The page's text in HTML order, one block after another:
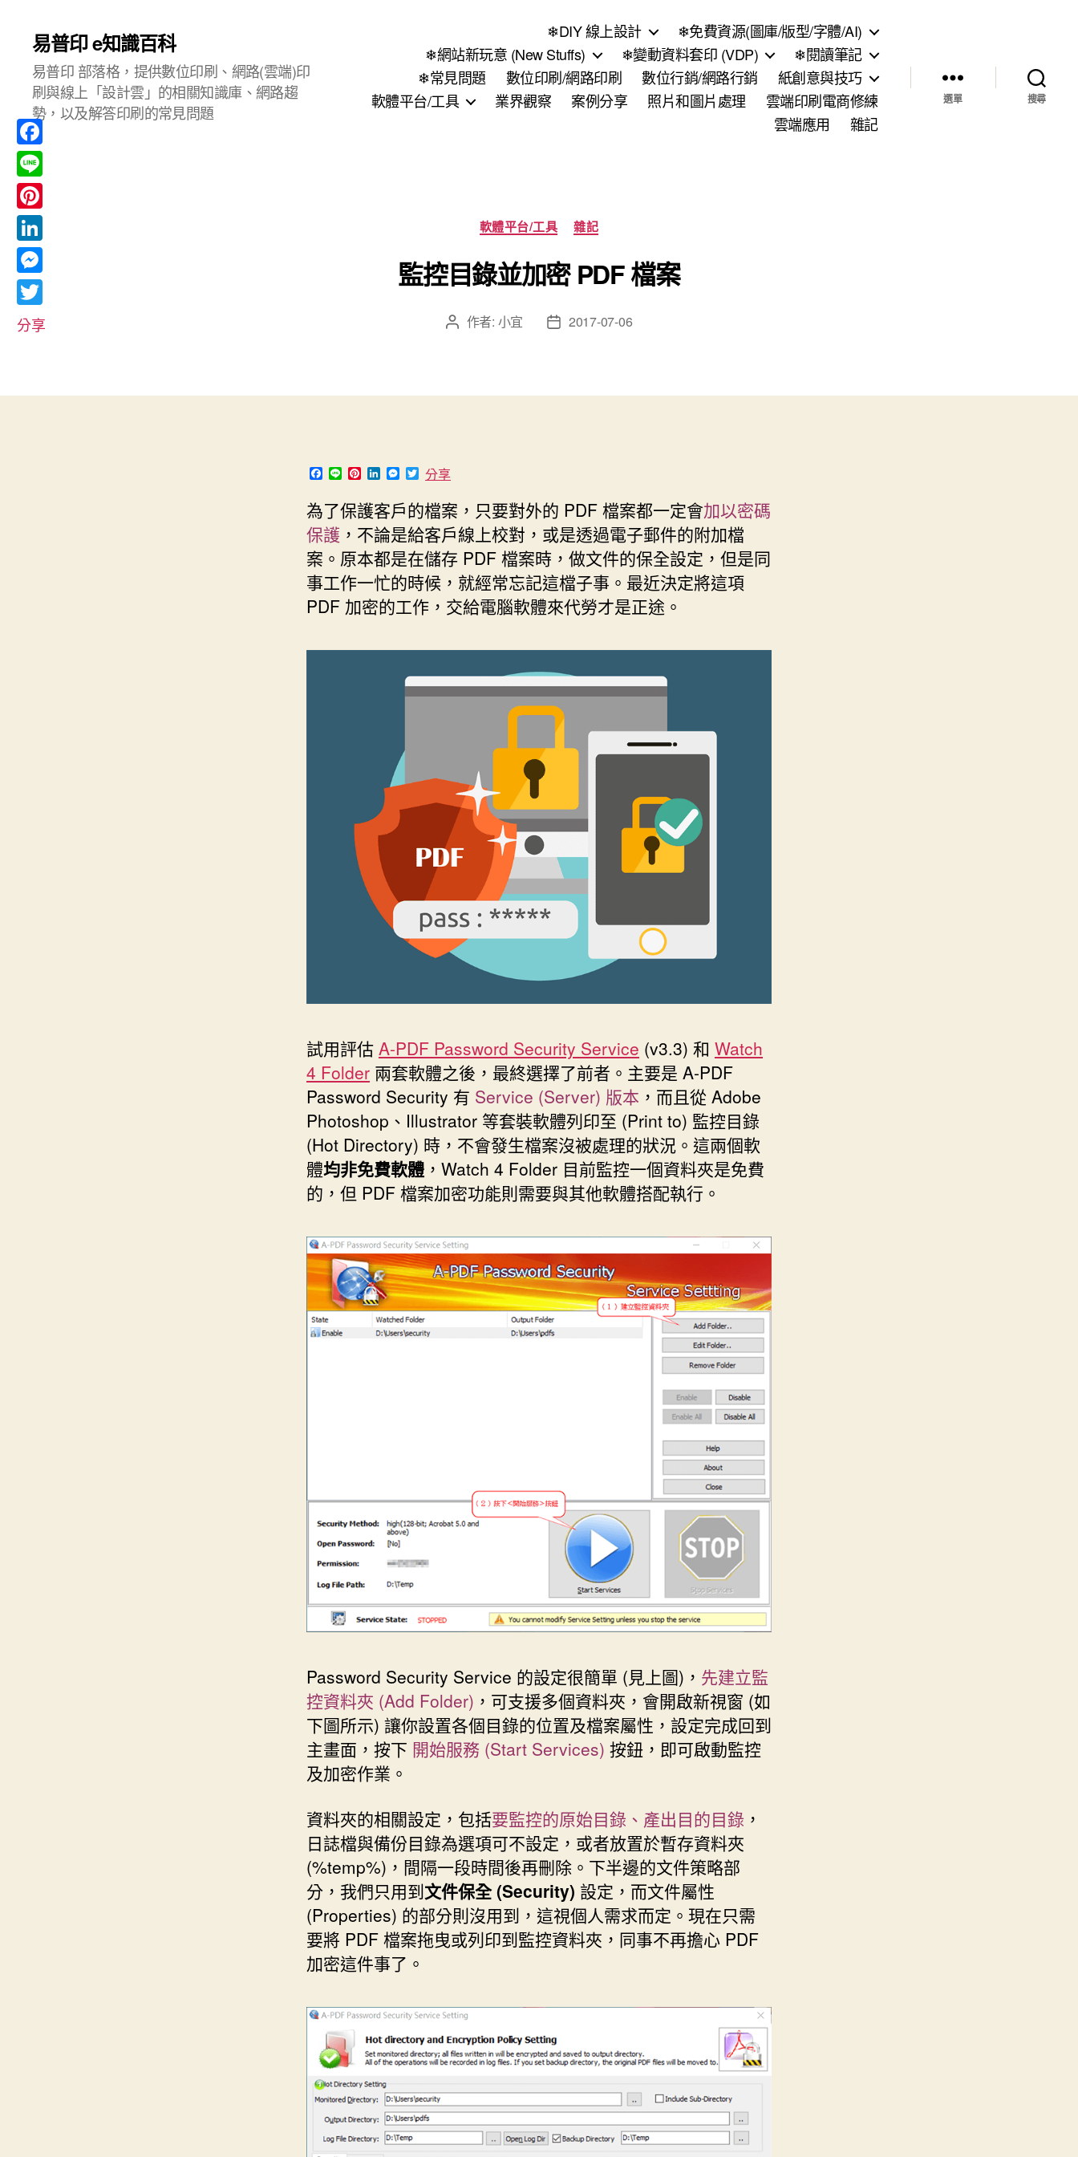
易普印 e知識百科
易普印 部落格，提供數位印刷、網路(雲端)印
刷與線上「設計雲」的相關知識庫、網路趨
勢，以及解答印刷的常見問題
❄DIY 線上設計
❄免費資源(圖庫/版型/字體/AI)
❄網站新玩意 (New Stuffs)
❄變動資料套印 (VDP)
❄閱讀筆記
❄常見問題
數位印刷/網路印刷 數位行銷/網路行銷
紙創意與技巧
軟體平台/工具
業界觀察 案例分享 照片和圖片處理
雲端印刷電商修練
雲端應用
雜記
選單 搜尋
分
類
軟體平台/工具 雜記
監控目錄並加密 PDF 檔案
文 作者: 小宜
文
日
2017-07-06
F
a
e
b
o
L
n
e
P
n
t
e
r
e
s
L
n
k
e
d
I
n
M
e
s
s
e
n
g
e
r
T
w
t
t
e
r
分享
為了保護客戶的檔案，只要對外的 PDF 檔案都一定會加以密碼
保護 ，不論是給客戶線上校對，或是透過電子郵件的附加檔
案。原本都是在儲存 PDF 檔案時，做文件的保全設定，但是同
事工作一忙的時候，就經常忘記這檔子事。最近決定將這項
PDF 加密的工作，交給電腦軟體來代勞才是正途。
試用評估 A-PDF Password Security Service (v3.3) 和 Watch
4 Folder 兩套軟體之後，最終選擇了前者。主要是 A-PDF
Password Security 有 Service (Server) 版本 ，而且從 Adobe
Photoshop、Illustrator 等套裝軟體列印至 (Print to) 監控目錄
(Hot Directory) 時，不會發生檔案沒被處理的狀況。這兩個軟
體均非免費軟體 ，Watch 4 Folder 目前監控一個資料夾是免費
的，但 PDF 檔案加密功能則需要與其他軟體搭配執行。
Password Security Service 的設定很簡單 (見上圖)， 先建立監
控資料夾 (Add Folder) ，可支援多個資料夾，會開啟新視窗 (如
下圖所示) 讓你設置各個目錄的位置及檔案屬性，設定完成回到
主畫面，按下 開始服務 (Start Services) 按鈕，即可啟動監控
及加密作業。
資料夾的相關設定，包括要監控的原始目錄、產出目的目錄 ，
日誌檔與備份目錄為選項可不設定，或者放置於暫存資料夾
(%temp%)，間隔一段時間後再刪除。下半邊的文件策略部
分，我們只用到文件保全 (Security) 設定，而文件屬性
(Properties) 的部分則沒用到，這視個人需求而定。現在只需
要將 PDF 檔案拖曳或列印到監控資料夾，同事不再擔心 PDF
加密這件事了。
F
a
c
e
b
o
o
k
L
i
n
e
P
i
n
t
e
s
L
i
n
k
M
e
s
T
t
分享